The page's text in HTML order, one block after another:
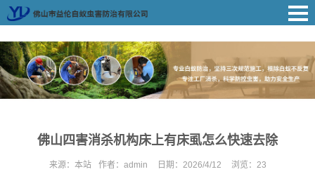
佛山四害消杀机构床上有床虱怎么快速去除
来源： 本站 作者： admin 日期： 2026/4/12 浏览： 23